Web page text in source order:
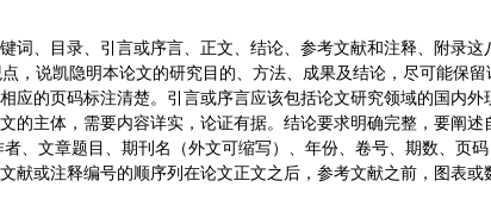
词、目录、引言或序言、正文、结论、参考文献和注释、附录
，说凯隐明本论文的研究目的、方法、成果及结论，尽可能保留
应的页码标注清楚。引言或序言应该包括论文研究领域的国内
的主体，需要内容详实，论证有据。结论要求明确完整，要阐述
、文章题目、期刊名（外文可缩写）、年份、卷号、期数、页
献或注释编号的顺序列在论文正文之后，参考文献之前，图表或